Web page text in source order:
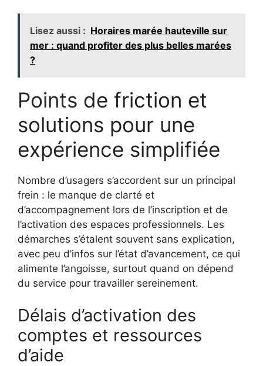
Lisez aussi : Horaires marée hauteville sur
mer : quand profiter des plus belles marées
?
Points de friction et
solutions pour une
expérience simplifiée
Nombre d’usagers s’accordent sur un principal
frein : le manque de clarté et
d’accompagnement lors de l’inscription et de
l’activation des espaces professionnels. Les
démarches s’étalent souvent sans explication,
avec peu d’infos sur l’état d’avancement, ce qui
alimente l’angoisse, surtout quand on dépend
du service pour travailler sereinement.
Délais d’activation des
comptes et ressources
d’aide